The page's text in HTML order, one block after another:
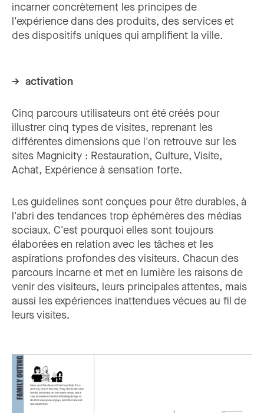
incarner concrètement les principes de
l'expérience dans des produits, des services et
des dispositifs uniques qui amplifient la ville.
→ activation
Cinq parcours utilisateurs ont été créés pour
illustrer cinq types de visites, reprenant les
différentes dimensions que l'on retrouve sur les
sites Magnicity : Restauration, Culture, Visite,
Achat, Expérience à sensation forte.
Les guidelines sont conçues pour être durables, à
l'abri des tendances trop éphémères des médias
sociaux. C'est pourquoi elles sont toujours
élaborées en relation avec les tâches et les
aspirations profondes des visiteurs. Chacun des
parcours incarne et met en lumière les raisons de
venir des visiteurs, leurs principales attentes, mais
aussi les expériences inattendues vécues au fil de
leurs visites.